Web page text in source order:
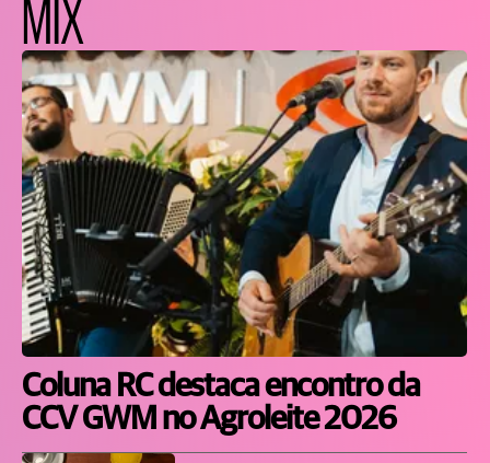
MIX
Coluna RC destaca encontro da
CCV GWM no Agroleite 2026